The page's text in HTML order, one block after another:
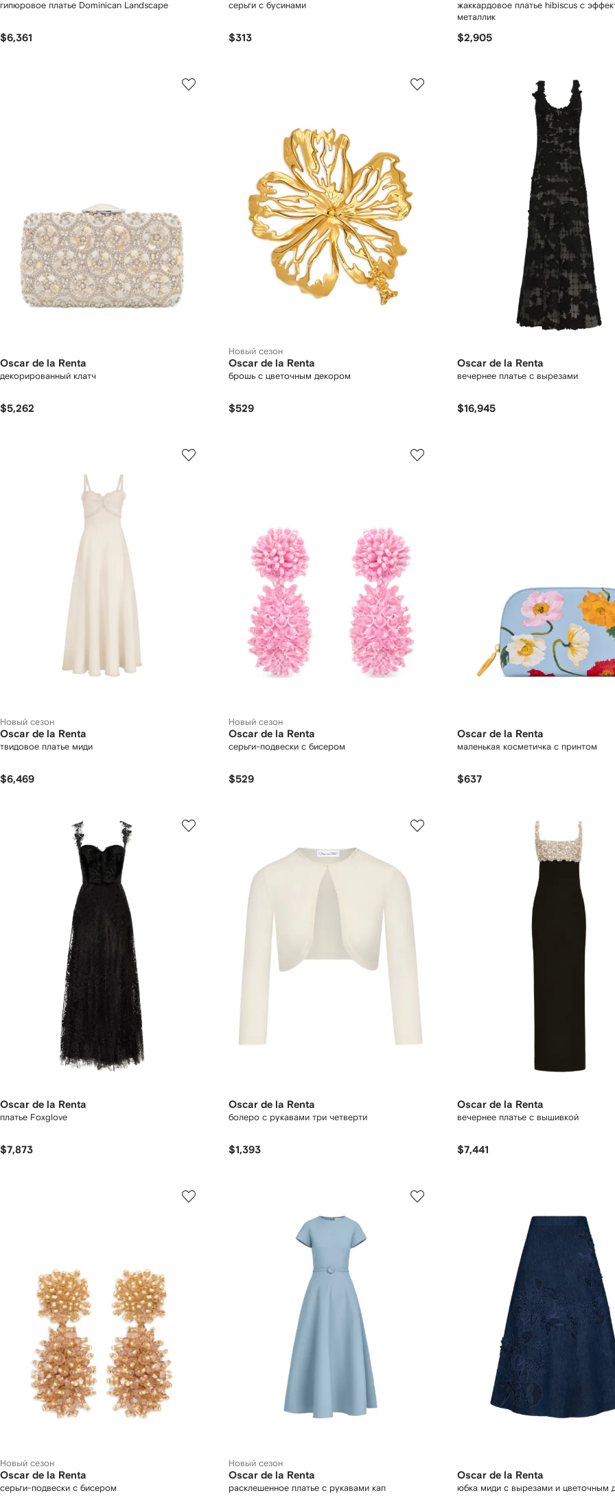
гипюровое платье Dominican Landscape
$6,361
серьги с бусинами
$313
жаккардовое платье hibiscus с
металлик
$2,905
Oscar de la Renta
декорированный клатч
$5,262
Новый сезон
Oscar de la Renta
брошь с цветочным декором
$529
Oscar de la Renta
вечернее платье с вырезами
$16,945
Новый сезон
Oscar de la Renta
твидовое платье миди
$6,469
Новый сезон
Oscar de la Renta
серьги-подвески с бисером
$529
Oscar de la Renta
маленькая косметичка с принтом
$637
Oscar de la Renta
платье Foxglove
$7,873
Oscar de la Renta
болеро с рукавами три четверти
$1,393
Oscar de la Renta
вечернее платье с вышивкой
$7,441
Новый сезон
Oscar de la Renta
серьги-подвески с бисером
Новый сезон
Oscar de la Renta
расклешенное платье с рукавами кап
Oscar de la Renta
юбка миди с вырезами и цветочным